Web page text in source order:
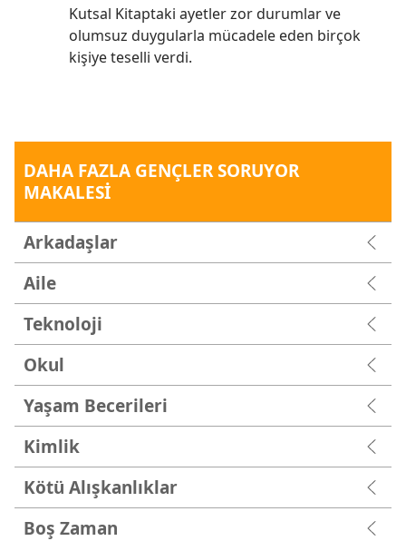
Kutsal Kitaptaki ayetler zor durumlar ve
olumsuz duygularla mücadele eden birçok
kişiye teselli verdi.
DAHA FAZLA GENÇLER SORUYOR
MAKALESİ
Arkadaşlar
Aile
Teknoloji
Okul
Yaşam Becerileri
Kimlik
Kötü Alışkanlıklar
Boş Zaman